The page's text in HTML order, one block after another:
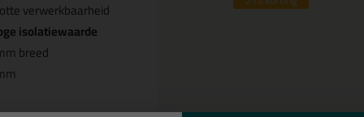
verwerkbaarheid
isolatiewaarde
breed